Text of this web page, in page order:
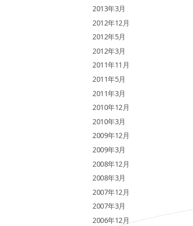
2013年3月
2012年12月
2012年5月
2012年3月
2011年11月
2011年5月
2011年3月
2010年12月
2010年3月
2009年12月
2009年3月
2008年12月
2008年3月
2007年12月
2007年3月
2006年12月